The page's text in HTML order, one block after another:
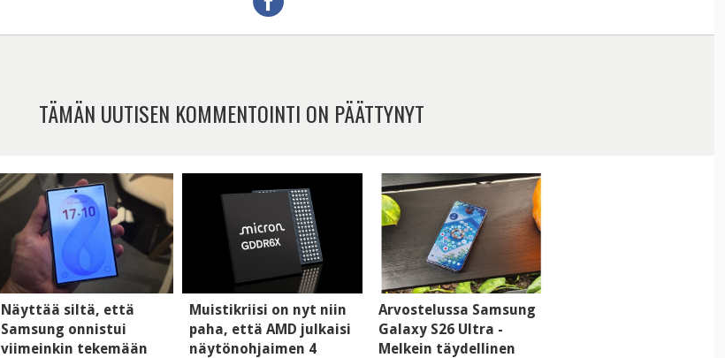
TÄMÄN UUTISEN KOMMENTOINTI ON PÄÄTTYNYT
Näyttää siltä, että
Samsung onnistui
viimeinkin tekemään
Muistikriisi on nyt niin
paha, että AMD julkaisi
näytönohjaimen 4
Arvostelussa Samsung
Galaxy S26 Ultra -
Melkein täydellinen